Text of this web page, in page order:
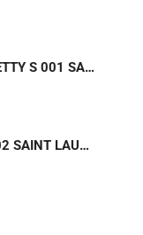
GAFAS DE SOL SL 909 BETTY S 001 SAINT LAURENT
GAFAS DE SOL SL 908 002 SAINT LAURENT